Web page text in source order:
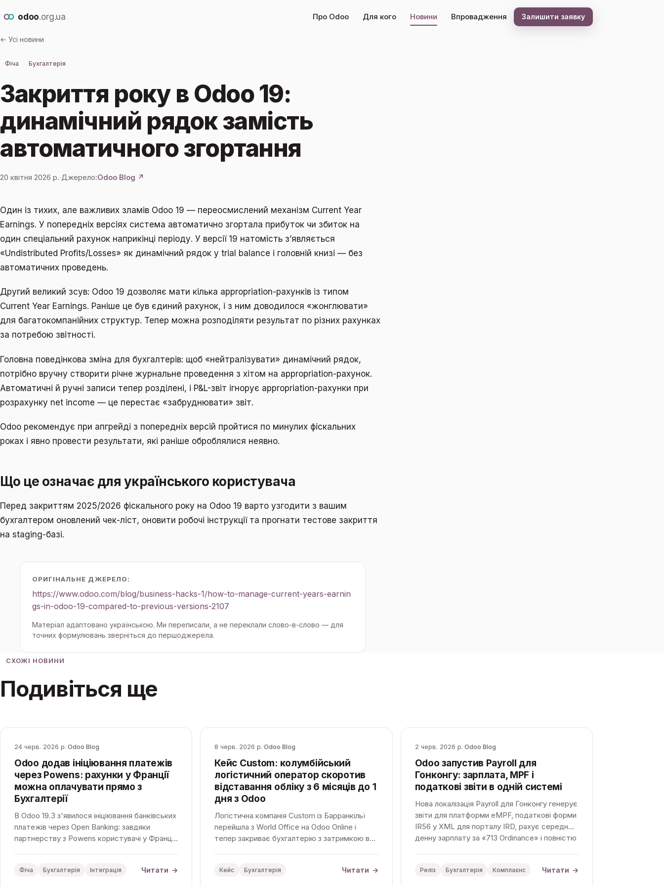
odoo.org.ua Про Odoo Для кого Новини Впровадження Залишити заявку
← Усі новини
Фіча Бухгалтерія
Закриття року в Odoo 19:
динамічний рядок замість
автоматичного згортання
20 квітня 2026 р.·Джерело:Odoo Blog ↗
Один із тихих, але важливих зламів Odoo 19 — переосмислений механізм Current Year
Earnings. У попередніх версіях система автоматично згортала прибуток чи збиток на
один спеціальний рахунок наприкінці періоду. У версії 19 натомість з’являється
«Undistributed Profits/Losses» як динамічний рядок у trial balance і головній книзі — без
автоматичних проведень.
Другий великий зсув: Odoo 19 дозволяє мати кілька appropriation-рахунків із типом
Current Year Earnings. Раніше це був єдиний рахунок, і з ним доводилося «жонглювати»
для багатокомпанійних структур. Тепер можна розподіляти результат по різних рахунках
за потребою звітності.
Головна поведінкова зміна для бухгалтерів: щоб «нейтралізувати» динамічний рядок,
потрібно вручну створити річне журнальне проведення з хітом на appropriation-рахунок.
Автоматичні й ручні записи тепер розділені, і P&L-звіт ігнорує appropriation-рахунки при
розрахунку net income — це перестає «забруднювати» звіт.
Odoo рекомендує при апгрейді з попередніх версій пройтися по минулих фіскальних
роках і явно провести результати, які раніше оброблялися неявно.
Що це означає для українського користувача
Перед закриттям 2025/2026 фіскального року на Odoo 19 варто узгодити з вашим
бухгалтером оновлений чек-ліст, оновити робочі інструкції та прогнати тестове закриття
на staging-базі.
ОРИГІНАЛЬНЕ ДЖЕРЕЛО:
https://www.odoo.com/blog/business-hacks-1/how-to-manage-current-years-earnin
gs-in-odoo-19-compared-to-previous-versions-2107
Матеріал адаптовано українською. Ми переписали, а не переклали слово-в-слово — для
точних формулювань зверніться до першоджерела.
СХОЖІ НОВИНИ
Подивіться ще
24 черв. 2026 р.·Odoo Blog
Odoo додав ініціювання платежів
через Powens: рахунки у Франції
можна оплачувати прямо з
Бухгалтерії
В Odoo 19.3 з'явилося ініціювання банківських
платежів через Open Banking: завдяки
партнерству з Powens користувачі у Франції
Фіча Бухгалтерія Інтеграція Читати →
8 черв. 2026 р.·Odoo Blog
Кейс Custom: колумбійський
логістичний оператор скоротив
відставання обліку з 6 місяців до 1
дня з Odoo
Логістична компанія Custom із Барранкільї
перейшла з World Office на Odoo Online і
тепер закриває бухгалтерію з затримкою в
кліків.
Кейс Бухгалтерія Читати →
2 черв. 2026 р.·Odoo Blog
Odoo запустив Payroll для
Гонконгу: зарплата, MPF і
податкові звіти в одній системі
Нова локалізація Payroll для Гонконгу генерує
звіти для платформи eMPF, податкові форми
IR56 у XML для порталу IRD, рахує середню
денну зарплату за «713 Ordinance» і повністю
Реліз Бухгалтерія Комплаєнс Читати →